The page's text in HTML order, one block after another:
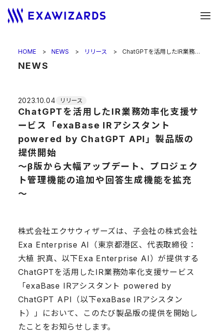
HOME NEWS リリース ChatGPTを活用したIR業務効率化支援サービス「exaBase IRアシスタント powered by ChatGPT API」製品版の提供開始<br>～β版から大幅アップデート、プロジェクト管理機能の追加や回答生成機能を拡充～
NEWS
2023.10.04 リリース
ChatGPTを活用したIR業務効率化支援サ
ービス「exaBase IRアシスタント
powered by ChatGPT API」製品版の
提供開始
～β版から大幅アップデート、プロジェク
ト管理機能の追加や回答生成機能を拡充
～
株式会社エクサウィザーズは、子会社の株式会社
Exa Enterprise AI（東京都港区、代表取締役：
大植 択真、以下Exa Enterprise AI）が提供する
ChatGPTを活用したIR業務効率化支援サービス
「exaBase IRアシスタント powered by
ChatGPT API（以下exaBase IRアシスタン
ト）」において、このたび製品版の提供を開始し
たことをお知らせします。